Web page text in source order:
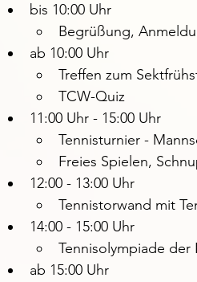
bis 10:00 Uhr
Begrüßung,
ab 10:00 Uhr
Treffen zum
TCW-Quiz
11:00 Uhr - 15:00 Uhr
Tennisturnier -
Freies Spielen,
12:00 - 13:00 Uhr
Tennistorwand mit
14:00 - 15:00 Uhr
Tennisolympiade
ab 15:00 Uhr